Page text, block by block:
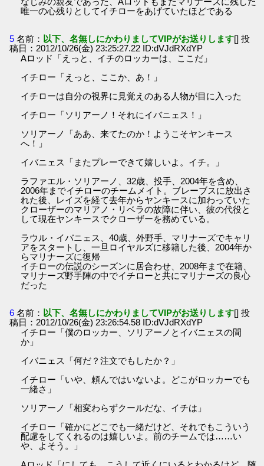
唯一の心残りとしてイチローをあげていたほどである
5 名前： 以下、名無しにかわりましてVIPがお送りします[] 投
稿日：2012/10/26(金) 23:25:27.22 ID:dVJdRXdYP
Aロッド「えっと、イチのロッカーは、ここだ」
イチロー「えっと、ここか、あ！」
イチローは自分の視界に見覚えのある人物が目に入った
イチロー「ソリアーノ！それにイバニェス！」
ソリアーノ「ああ、来てたのか！ようこそヤンキース
へ！」
イバニェス「またプレーできて嬉しいよ。イチ。」
ラファエル・ソリアーノ、32歳、投手、2004年を含め、
2006年までイチローのチームメイト。ブレーブスに放出さ
れた後、レイズを経て去年からヤンキースに加わっていた
クローザーのマリアノ・リベラの故障に伴い、彼の代役と
して現在ヤンキースでクローザーを務めている。
ラウル・イバニェス、40歳、外野手、マリナーズでキャリ
アをスタートし、一旦ロイヤルズに移籍した後、2004年か
らマリナーズに復帰
イチローの伝説のシーズンに居合わせ、2008年まで在籍、
マリナーズ野手陣の中でイチローと共にマリナーズの良心
だった
6 名前： 以下、名無しにかわりましてVIPがお送りします[] 投
稿日：2012/10/26(金) 23:26:54.58 ID:dVJdRXdYP
イチロー「僕のロッカー、ソリアーノとイバニェスの間
か」
イバニェス「何だ？注文でもしたか？」
イチロー「いや、頼んではいないよ。どこがロッカーでも
一緒さ」
ソリアーノ「相変わらずクールだな、イチは」
イチロー「確かにどこでも一緒だけど、それでもこういう
配慮をしてくれるのは嬉しいよ。前のチームでは……い
や、よそう。」